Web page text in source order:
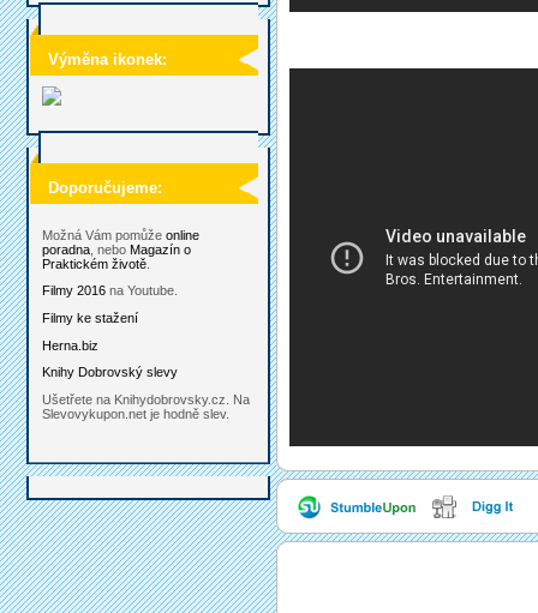
Výměna ikonek:
Doporučujeme:
Možná Vám pomůže online
poradna , nebo Magazín o
Praktickém životě
Filmy 2016 na Youtube.
Filmy ke stažení
Herna.biz
Knihy Dobrovský slevy
Ušetřete na Knihydobrovsky.cz. Na
Slevovykupon.net je hodně slev.